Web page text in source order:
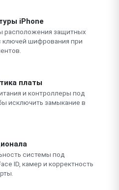
iPhone
расположения защитных
ключей шифрования при
платы
и контроллеры под
исключить замыкание в
системы под
ID, камер и корректность